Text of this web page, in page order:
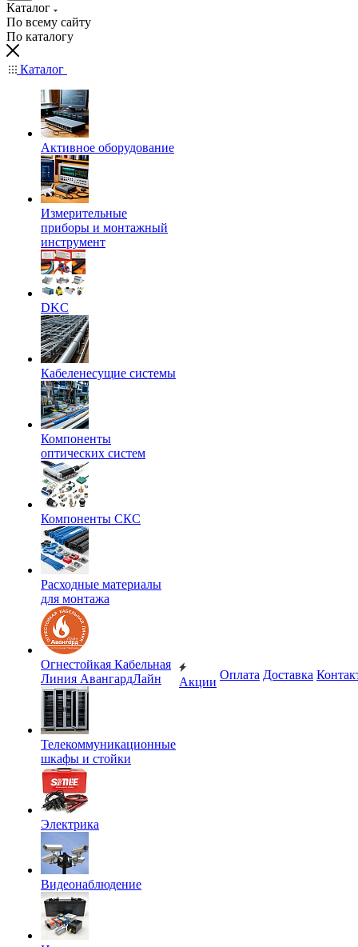
Каталог
По всему сайту
По каталогу
Каталог
Активное оборудование
Измерительные
приборы и монтажный
инструмент
DKC
Кабеленесущие системы
Компоненты
оптических систем
Компоненты СКС
Расходные материалы
для монтажа
Огнестойкая Кабельная
Линия АвангардЛайн
Телекоммуникационные
шкафы и стойки
Электрика
Видеонаблюдение
Акции
Оплата Доставка